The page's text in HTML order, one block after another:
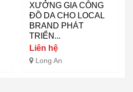
XƯỞNG GIA CÔNG
ĐỒ DA CHO LOCAL
BRAND PHÁT
TRIỂN...
Liên hệ
Long An